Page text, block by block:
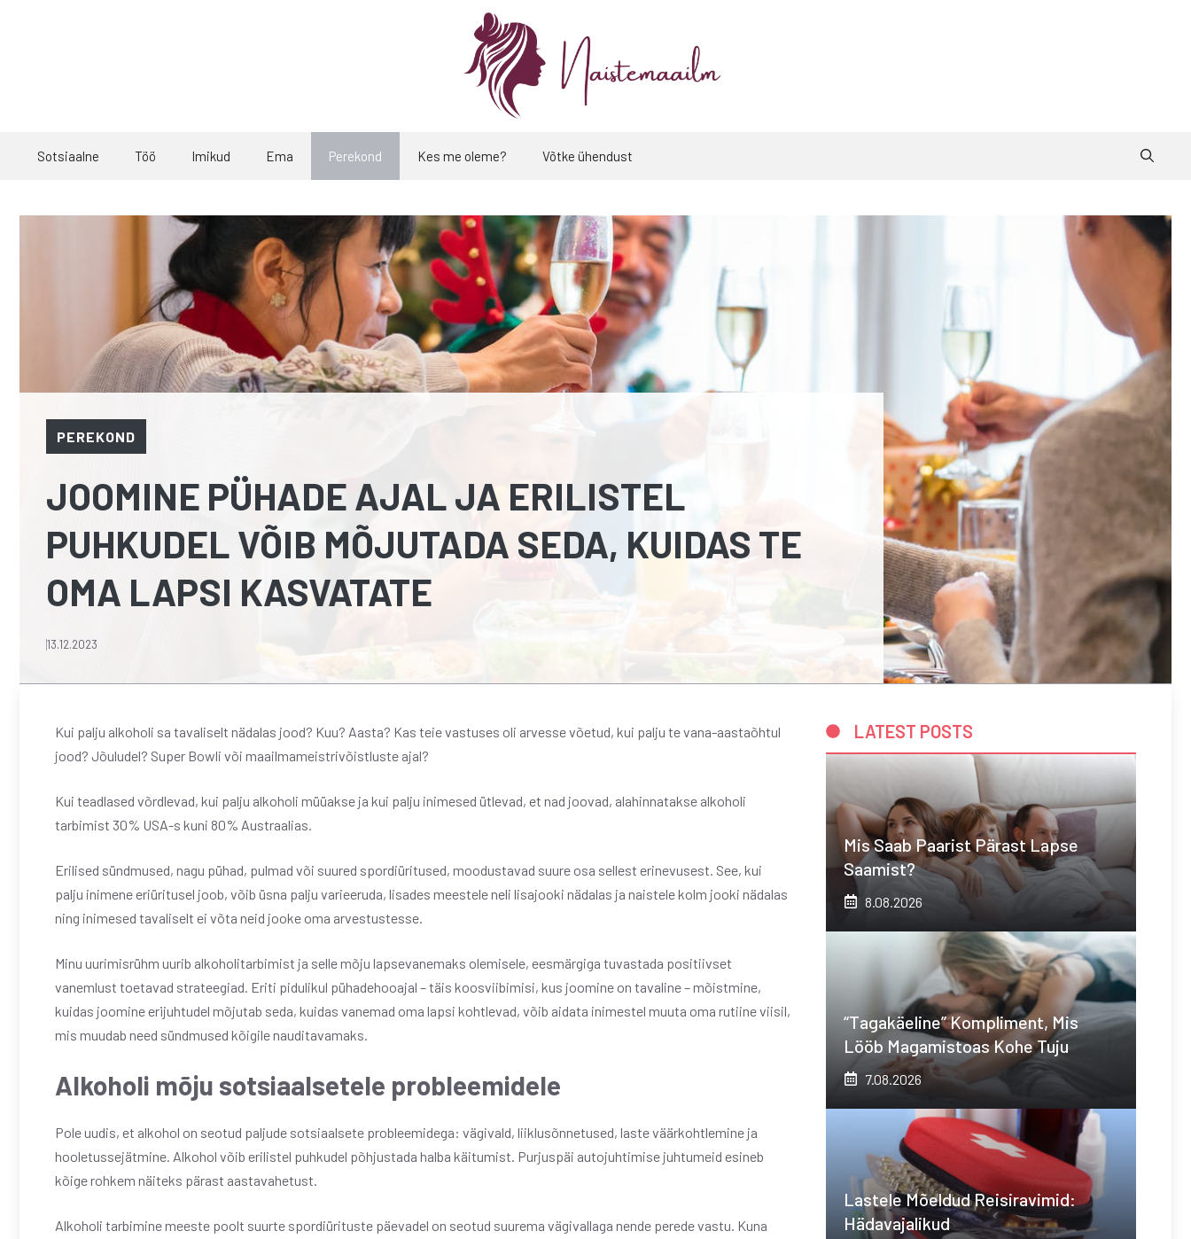
Sotsiaalne Töö Imikud Ema Perekond Kes me oleme? Võtke ühendust
PEREKOND
JOOMINE PÜHADE AJAL JA ERILISTEL
PUHKUDEL VÕIB MÕJUTADA SEDA, KUIDAS TE
OMA LAPSI KASVATATE
13.12.2023
Kui palju alkoholi sa tavaliselt nädalas jood? Kuu? Aasta? Kas teie vastuses oli arvesse võetud, kui palju te vana-aastaõhtul
jood? Jõuludel? Super Bowli või maailmameistrivõistluste ajal?
Kui teadlased võrdlevad, kui palju alkoholi müüakse ja kui palju inimesed ütlevad, et nad joovad, alahinnatakse alkoholi
tarbimist 30% USA-s kuni 80% Austraalias.
Erilised sündmused, nagu pühad, pulmad või suured spordiüritused, moodustavad suure osa sellest erinevusest. See, kui
palju inimene eriüritusel joob, võib üsna palju varieeruda, lisades meestele neli lisajooki nädalas ja naistele kolm jooki nädalas
ning inimesed tavaliselt ei võta neid jooke oma arvestustesse.
Minu uurimisrühm uurib alkoholitarbimist ja selle mõju lapsevanemaks olemisele, eesmärgiga tuvastada positiivset
vanemlust toetavad strateegiad. Eriti pidulikul pühadehooajal – täis koosviibimisi, kus joomine on tavaline – mõistmine,
kuidas joomine erijuhtudel mõjutab seda, kuidas vanemad oma lapsi kohtlevad, võib aidata inimestel muuta oma rutiine viisil,
mis muudab need sündmused kõigile nauditavamaks.
Alkoholi mõju sotsiaalsetele probleemidele
Pole uudis, et alkohol on seotud paljude sotsiaalsete probleemidega: vägivald, liiklusõnnetused, laste väärkohtlemine ja
hooletussejätmine. Alkohol võib erilistel puhkudel põhjustada halba käitumist. Purjuspäi autojuhtimise juhtumeid esineb
kõige rohkem näiteks pärast aastavahetust.
Alkoholi tarbimine meeste poolt suurte spordiürituste päevadel on seotud suurema vägivallaga nende perede vastu. Kuna
LATEST POSTS
Mis Saab Paarist Pärast Lapse
Saamist?
8.08.2026
“Tagakäeline” Kompliment, Mis
Lööb Magamistoas Kohe Tuju
7.08.2026
Lastele Mõeldud Reisiravimid:
Hädavajalikud